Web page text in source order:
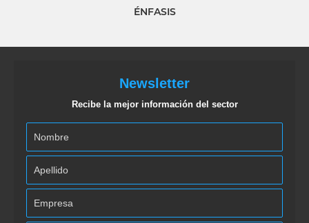
ÉNFASIS
Newsletter
Recibe la mejor información del sector